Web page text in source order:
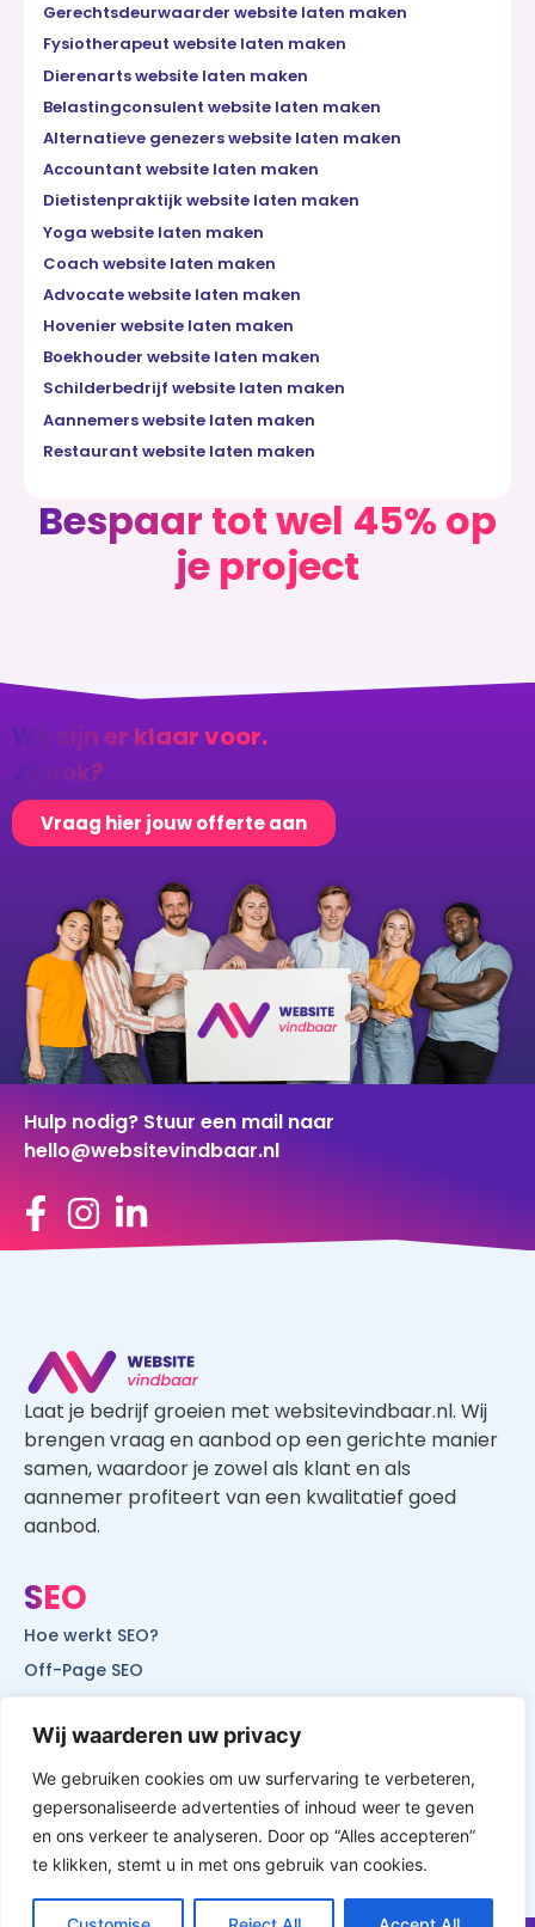
Wij waarderen uw privacy
We gebruiken cookies om uw surfervaring te verbeteren,
gepersonaliseerde advertenties of inhoud weer te geven
en ons verkeer te analyseren. Door op “Alles accepteren”
te klikken, stemt u in met ons gebruik van cookies.
Gerechtsdeurwaarder website laten maken
Fysiotherapeut website laten maken
Dierenarts website laten maken
Belastingconsulent website laten maken
Alternatieve genezers website laten maken
Accountant website laten maken
Dietistenpraktijk website laten maken
Yoga website laten maken
Coach website laten maken
Advocate website laten maken
Hovenier website laten maken
Boekhouder website laten maken
Schilderbedrijf website laten maken
Aannemers website laten maken
Restaurant website laten maken
Bespaar tot wel 45% op
je project
Wij zijn er klaar voor.
Jij ook?
Vraag hier jouw offerte aan
Hulp nodig? Stuur een mail naar
hello@websitevindbaar.nl
Laat je bedrijf groeien met websitevindbaar.nl. Wij
brengen vraag en aanbod op een gerichte manier
samen, waardoor je zowel als klant en als
aannemer profiteert van een kwalitatief goed
aanbod.
SEO
Hoe werkt SEO?
Off-Page SEO
SEO voor lokale bedrijven
SEO voor mobiele websites
SEO voor start-ups